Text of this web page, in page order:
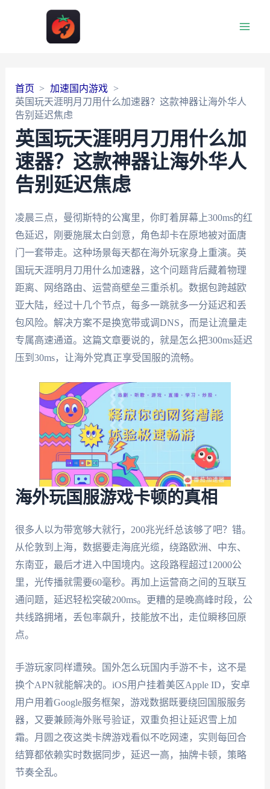
首页
加速国内游戏
英国玩天涯明月刀用什么加速器？这款神器让海外华人
告别延迟焦虑
英国玩天涯明月刀用什么加
速器？这款神器让海外华人
告别延迟焦虑
凌晨三点，曼彻斯特的公寓里，你盯着屏幕上300ms的红
色延迟，刚要施展太白剑意，角色却卡在原地被对面唐
门一套带走。这种场景每天都在海外玩家身上重演。英
国玩天涯明月刀用什么加速器，这个问题背后藏着物理
距离、网络路由、运营商壁垒三重杀机。数据包跨越欧
亚大陆，经过十几个节点，每多一跳就多一分延迟和丢
包风险。解决方案不是换宽带或调DNS，而是让流量走
专属高速通道。这篇文章要说的，就是怎么把300ms延迟
压到30ms，让海外党真正享受国服的流畅。
海外玩国服游戏卡顿的真相
很多人以为带宽够大就行，200兆光纤总该够了吧？错。
从伦敦到上海，数据要走海底光缆，绕路欧洲、中东、
东南亚，最后才进入中国境内。这段路程超过12000公
里，光传播就需要60毫秒。再加上运营商之间的互联互
通问题，延迟轻松突破200ms。更糟的是晚高峰时段，公
共线路拥堵，丢包率飙升，技能放不出，走位瞬移回原
点。
手游玩家同样遭殃。国外怎么玩国内手游不卡，这不是
换个APN就能解决的。iOS用户挂着美区Apple ID，安卓
用户用着Google服务框架，游戏数据既要绕回国服服务
器，又要兼顾海外账号验证，双重负担让延迟雪上加
霜。月圆之夜这类卡牌游戏看似不吃网速，实则每回合
结算都依赖实时数据同步，延迟一高，抽牌卡顿，策略
节奏全乱。